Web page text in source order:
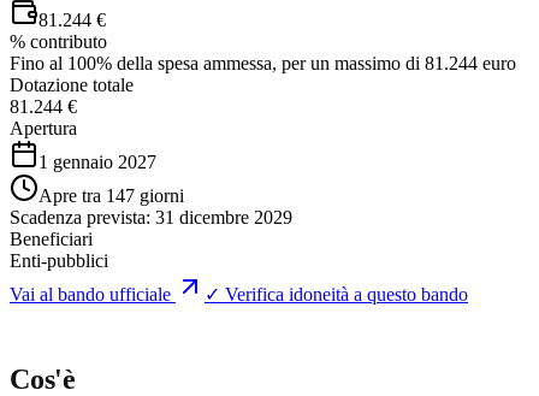
81.244 €
% contributo
Fino al 100% della spesa ammessa, per un massimo di 81.244 euro
Dotazione totale
81.244 €
Apertura
1 gennaio 2027
Apre tra 147 giorni
Scadenza prevista: 31 dicembre 2029
Beneficiari
Enti-pubblici
Vai al bando ufficiale
✓ Verifica idoneità a questo bando
Cos'è